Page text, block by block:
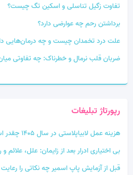
تفاوت زگیل تناسلی و اسکین تگ چیست؟
برداشتن رحم چه عوارضی دارد؟
علت درد تخمدان چیست و چه درمان‌هایی
ضربان قلب نرمال و خطرناک: چه تفاوتی
رپورتاژ تبلیغات
هزینه عمل لابیاپلاستی در سال 1405 چقدر است؟ مقایسه جراحی و لیزر
بی‌ اختیاری ادرار بعد از زایمان: علل،
قبل از آزمایش پاپ اسمیر چه نکاتی را